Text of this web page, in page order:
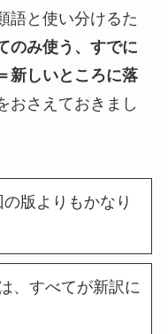
語と使い分けるた
のみ使う、すでに
新しいところに落
おさえておきまし
版よりもかなり
、すべてが新訳に